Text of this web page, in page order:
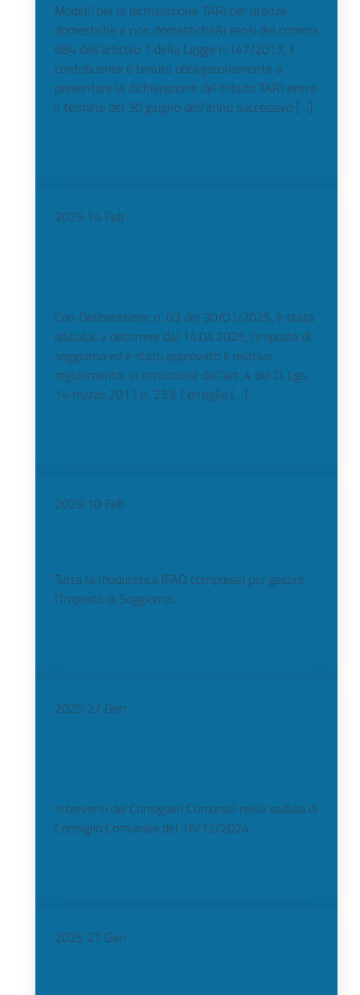
Modelli per la dichiarazione TARI per utenze
domestiche e non domesticheAi sensi del comma
684 dell’articolo 1 della Legge n.147/2013, il
contribuente è tenuto obbligatoriamente a
presentare la dichiarazione del tributo TARI entro
il termine del 30 giugno dell’anno successivo […]
2025 14 Feb
Con Deliberazione n. 03 del 30/01/2025, è stata
istituita, a decorrere dal 14.04.2025, l’imposta di
soggiorno ed è stato approvato il relativo
regolamento, in attuazione dell’art. 4 del D. Lgs.
14 marzo 2011 n. 23.Il Consiglio […]
2025 10 Feb
Tutta la modulistica (FAQ comprese) per gestire
l’Imposta di Soggiorno.
2025 27 Gen
Interventi dei Consiglieri Comunali nella seduta di
Consiglio Comunale del 16/12/2024
2025 27 Gen